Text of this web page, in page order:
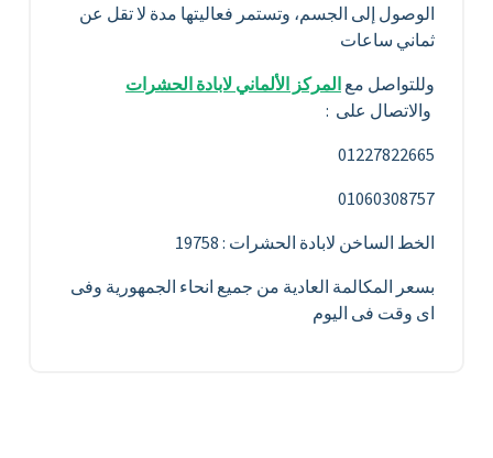
الوصول إلى الجسم، وتستمر فعاليتها مدة لا تقل عن
ثماني ساعات
وللتواصل معالمركز الألماني لابادة الحشرات
والاتصال على :
01227822665
01060308757
الخط الساخن لابادة الحشرات : 19758
بسعر المكالمة العادية من جميع انحاء الجمهورية وفى
اى وقت فى اليوم